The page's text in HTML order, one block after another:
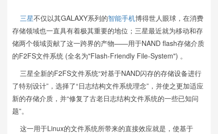
三星不仅以其GALAXY系列的智能手机博得世人眼球，在消费
存储领域也一直具有着极其重要的地位；三星最近就为移动和存
储两个领域贡献了这一跨界的产物——用于NAND flash存储介质
的F2FS文件系统 (全名为"Flash-Friendly File-System") 。
三星全新的F2FS文件系统“对基于NAND闪存的存储设备进行
了特别设计”，选择了“日志结构文件系统理念”，并使之更加适应
新的存储介质，并“修复了古老日志结构文件系统的一些已知问
题”。
这一用于Linux的文件系统所带来的直接效应就是，使基于